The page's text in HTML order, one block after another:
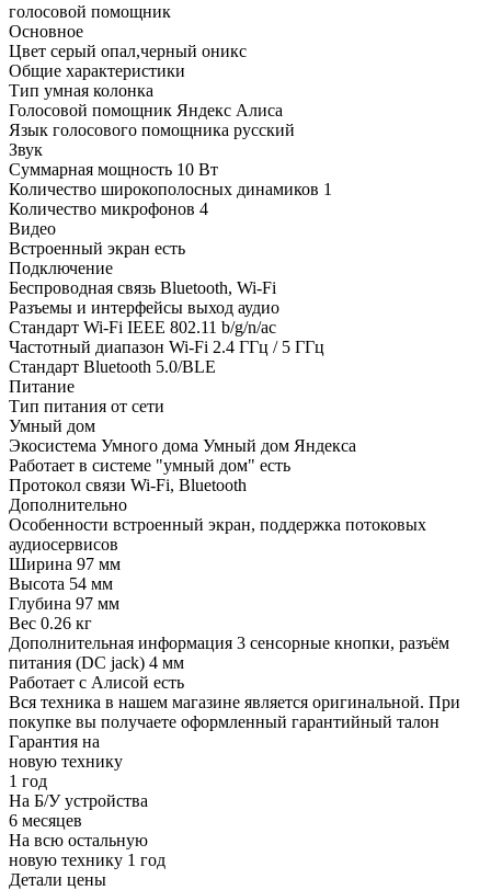
голосовой помощник
Основное
Цвет серый опал,черный оникс
Общие характеристики
Тип умная колонка
Голосовой помощник Яндекс Алиса
Язык голосового помощника русский
Звук
Суммарная мощность 10 Вт
Количество широкополосных динамиков 1
Количество микрофонов 4
Видео
Встроенный экран есть
Подключение
Беспроводная связь Bluetooth, Wi-Fi
Разъемы и интерфейсы выход аудио
Стандарт Wi-Fi IEEE 802.11 b/g/n/ac
Частотный диапазон Wi-Fi 2.4 ГГц / 5 ГГц
Стандарт Bluetooth 5.0/BLE
Питание
Тип питания от сети
Умный дом
Экосистема Умного дома Умный дом Яндекса
Работает в системе "умный дом" есть
Протокол связи Wi-Fi, Bluetooth
Дополнительно
Особенности встроенный экран, поддержка потоковых
аудиосервисов
Ширина 97 мм
Высота 54 мм
Глубина 97 мм
Вес 0.26 кг
Дополнительная информация 3 сенсорные кнопки, разъём
питания (DC jack) 4 мм
Работает с Алисой есть
Вся техника в нашем магазине является оригинальной. При
покупке вы получаете оформленный гарантийный талон
Гарантия на
новую технику
1 год
На Б/У устройства
6 месяцев
На всю остальную
новую технику 1 год
Детали цены